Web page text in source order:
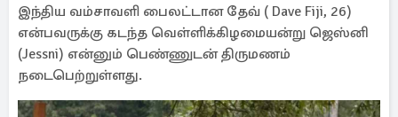
இந்திய வம்சாவளி பைலட்டான தேவ் ( Dave Fiji, 26)
என்பவருக்கு கடந்த வெள்ளிக்கிழமையன்று ஜெஸ்னி
(Jessni) என்னும் பெண்ணுடன் திருமணம்
நடைபெற்றுள்ளது.